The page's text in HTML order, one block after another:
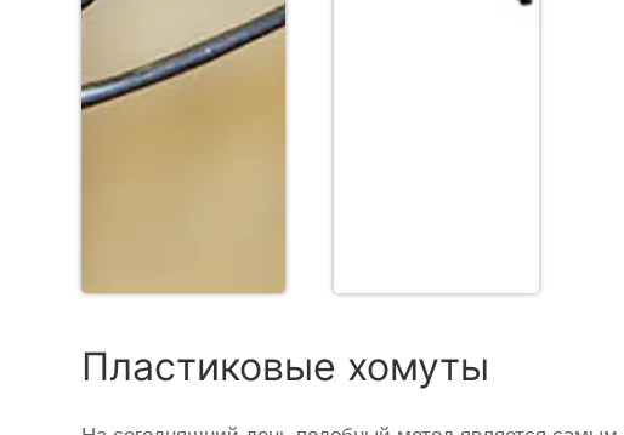
Пластиковые хомуты